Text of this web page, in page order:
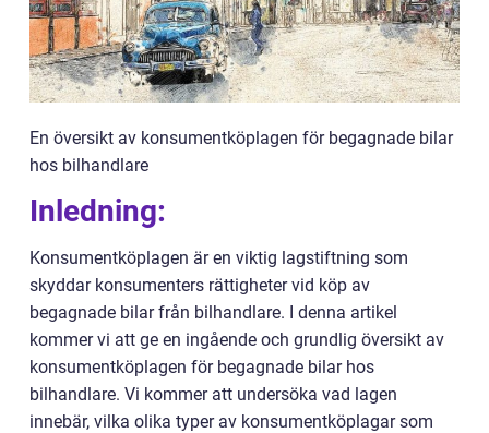
En översikt av konsumentköplagen för begagnade bilar
hos bilhandlare
Inledning:
Konsumentköplagen är en viktig lagstiftning som
skyddar konsumenters rättigheter vid köp av
begagnade bilar från bilhandlare. I denna artikel
kommer vi att ge en ingående och grundlig översikt av
konsumentköplagen för begagnade bilar hos
bilhandlare. Vi kommer att undersöka vad lagen
innebär, vilka olika typer av konsumentköplagar som